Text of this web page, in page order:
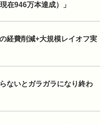
在946万本達成）」
経費削減+大規模レイオフ実
ないとガラガラになり終わ